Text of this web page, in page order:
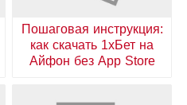
Пошаговая инструкция:
как скачать 1хБет на
Айфон без App Store